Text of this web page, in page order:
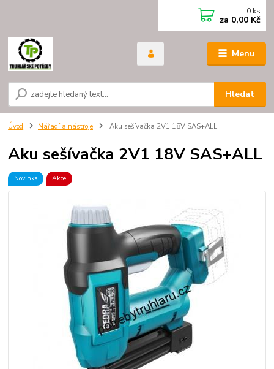
Menu
Hledat
0 ks
za 0,00 Kč
Úvod Nářadí a nástroje Aku sešívačka 2V1 18V SAS+ALL
Aku sešívačka 2V1 18V SAS+ALL
Novinka Akce